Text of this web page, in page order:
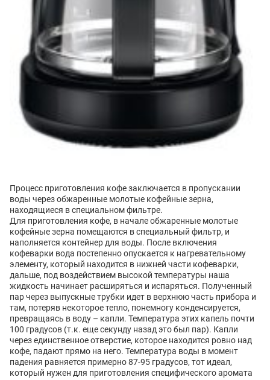
Процесс приготовления кофе заключается в пропускании
воды через обжаренные молотые кофейные зерна,
находящиеся в специальном фильтре.
Для приготовления кофе, в начале обжаренные молотые
кофейные зерна помещаются в специальный фильтр, и
наполняется контейнер для воды. После включения
кофеварки вода постепенно опускается к нагревательному
элементу, который находится в нижней части кофеварки,
дальше, под воздействием высокой температуры наша
жидкость начинает расширяться и испаряться. Полученный
пар через выпускные трубки идет в верхнюю часть прибора и
там, потеряв некоторое тепло, понемногу конденсируется,
превращаясь в воду – капли. Температура этих капель почти
100 градусов (т.к. еще секунду назад это был пар). Капли
через единственное отверстие, которое находится ровно над
кофе, падают прямо на него. Температура воды в момент
падения равняется примерно 87-95 градусов, тот идеал,
который нужен для приготовления специфического аромата